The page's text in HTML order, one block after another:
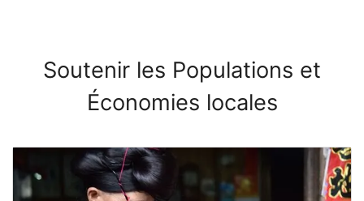
Soutenir les Populations et
Économies locales